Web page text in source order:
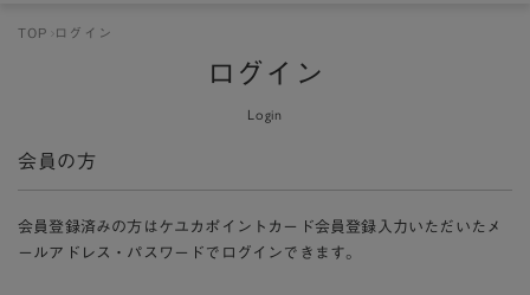
TOP ログイン
ログイン
Login
会員の方
会員登録済みの方はケユカポイントカード会員登録入力いただいたメ
ールアドレス・パスワードでログインできます。